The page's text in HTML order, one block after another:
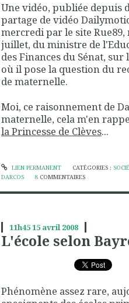
Une vidéo, publiée depuis
partage de vidéo
mercredi par le site
juillet, du ministre de
des Finances du Sénat,
où il pose la question du
de maternelle.
Moi, ce raisonnement de
maternelle, cela m'en
la Princesse de Clèves...
LIEN PERMANENT CATÉGORIES :
DARCOS
8 COMMENTAIRES
11h4515 avril 2008
L'école selon
Phénomène assez rare,